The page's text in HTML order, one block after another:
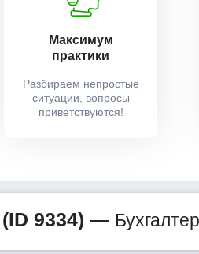
Максимум
практики
Разбираем непростые
ситуации, вопросы
приветствуются!
9334) —